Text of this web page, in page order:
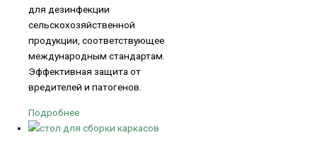
для дезинфекции
сельскохозяйственной
продукции, соответствующее
международным стандартам.
Эффективная защита от
вредителей и патогенов.
Подробнее